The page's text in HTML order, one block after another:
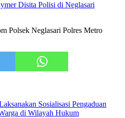
Disita Polisi di Neglasari
Polsek Neglasari Polres Metro
Sosialisasi Pengaduan
di Wilayah Hukum